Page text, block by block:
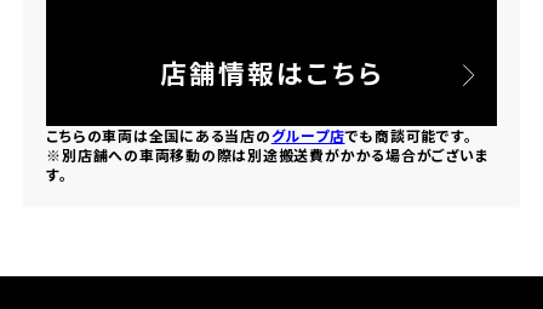
店舗情報はこちら
こちらの車両は全国にある当店のグループ店でも商談可能です。
※別店舗への車両移動の際は別途搬送費がかかる場合がございま
す。